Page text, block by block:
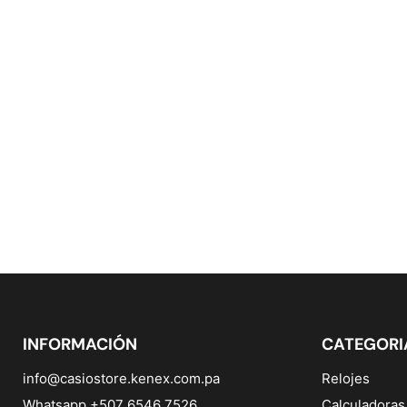
INFORMACIÓN
info@casiostore.kenex.com.pa
Relojes